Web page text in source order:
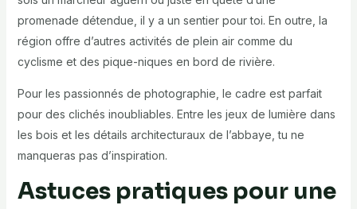
promenade détendue, il y a un sentier pour toi. En outre, la
région offre d’autres activités de plein air comme du
cyclisme et des pique-niques en bord de rivière.
Pour les passionnés de photographie, le cadre est parfait
pour des clichés inoubliables. Entre les jeux de lumière dans
les bois et les détails architecturaux de l’abbaye, tu ne
manqueras pas d’inspiration.
Astuces pratiques pour une